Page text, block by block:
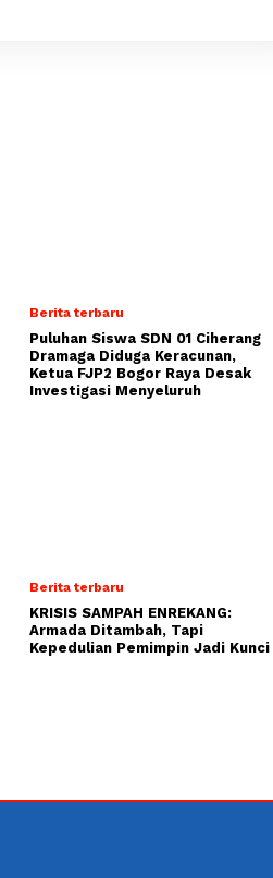
Berita terbaru
Puluhan Siswa SDN 01 Ciherang
Dramaga Diduga Keracunan,
Ketua FJP2 Bogor Raya Desak
Investigasi Menyeluruh
Berita terbaru
KRISIS SAMPAH ENREKANG:
Armada Ditambah, Tapi
Kepedulian Pemimpin Jadi Kunci